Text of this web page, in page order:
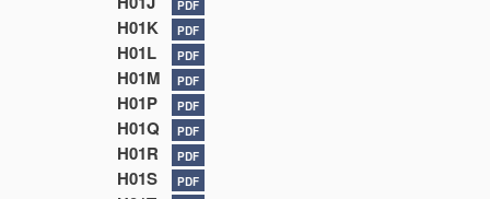
PDF
H01K PDF
H01L PDF
H01M PDF
H01P PDF
H01Q PDF
H01R PDF
H01S PDF